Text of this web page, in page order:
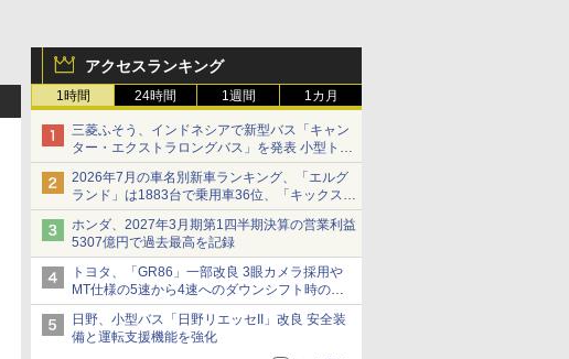
アクセスランキング
1時間 24時間 1週間 1カ月
三菱ふそう、インドネシアで新型バス「キャン
ター・エクストラロングバス」を発表 小型トラ
ックベースの観光・旅客輸送向けバス
2026年7月の車名別新車ランキング、「エルグ
ランド」は1883台で乗用車36位、「キックス」
は2591台で27位に
ホンダ、2027年3月期第1四半期決算の営業利益
5307億円で過去最高を記録
トヨタ、「GR86」一部改良 3眼カメラ採用や
MT仕様の5速から4速へのダウンシフト時の操
作性向上など
日野、小型バス「日野リエッセII」改良 安全装
備と運転支援機能を強化